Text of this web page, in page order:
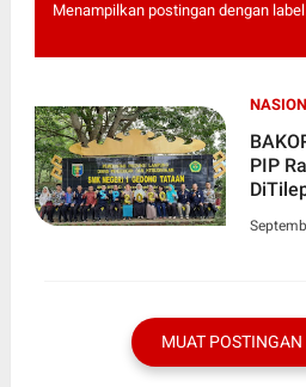
Menampilkan postingan dengan label
PIP
MUAT